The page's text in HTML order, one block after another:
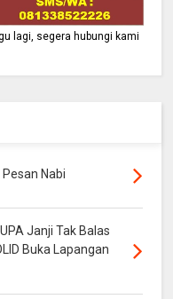
lagi, segera hubungi kami
Nabi
Janji Tak Balas
Buka Lapangan